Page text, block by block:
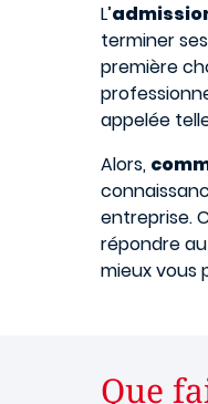
L’
terminer
première
appelée
Alors,
entreprise.
répondre
mieux vous
Que